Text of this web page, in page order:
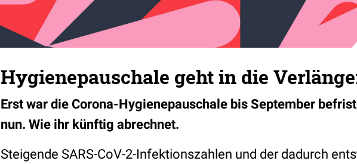
Hygienepauschale geht in die
Erst war die Corona-Hygienepauschale bis September
nun. Wie ihr künftig abrechnet.
Steigende SARS-CoV-2-Infektionszahlen und der dadurch